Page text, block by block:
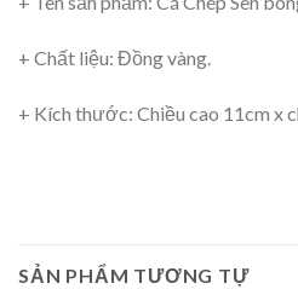
+ Chất liệu: Đồng vàng.
+ Kích thước: Chiều cao 11cm x
SẢN PHẨM TƯƠNG TỰ